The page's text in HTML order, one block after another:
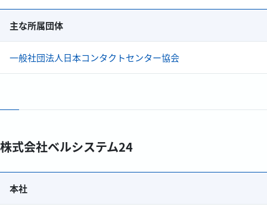
主な所属団体
一般社団法人日本コンタクトセンター協会
株式会社ベルシステム24
本社